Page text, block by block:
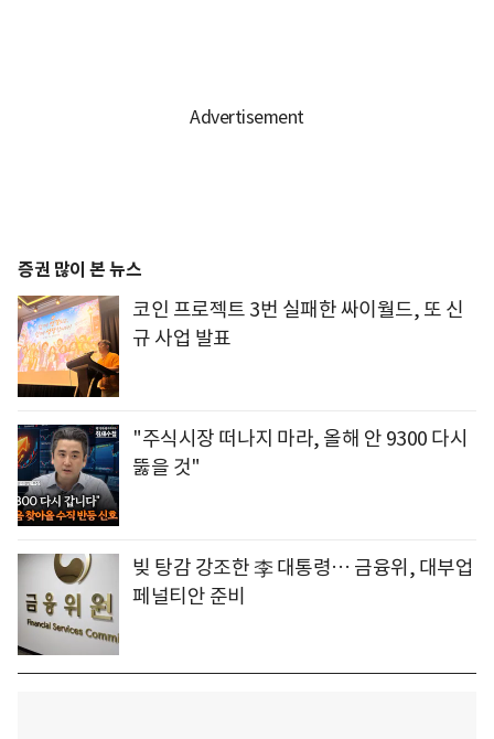
증권 많이 본 뉴스
코인 프로젝트 3번 실패한 싸이월드, 또 신
규 사업 발표
"주식시장 떠나지 마라, 올해 안 9300 다시
뚫을 것"
빚 탕감 강조한 李 대통령… 금융위, 대부업
페널티안 준비